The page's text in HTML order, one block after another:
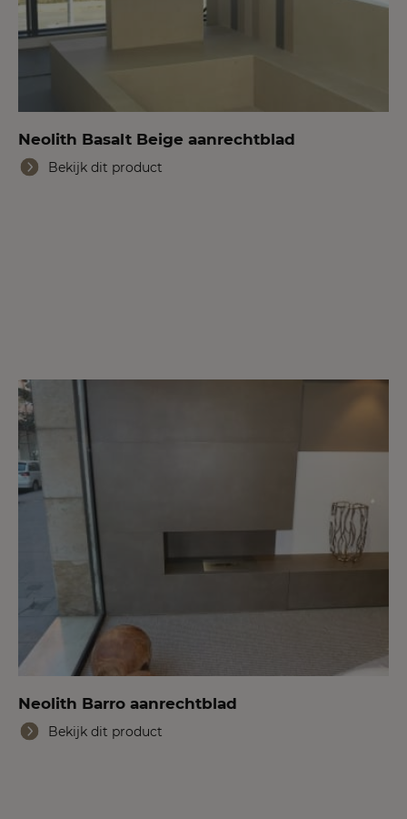
Neolith Basalt Beige aanrechtblad
Bekijk dit product
Neolith Barro aanrechtblad
Bekijk dit product